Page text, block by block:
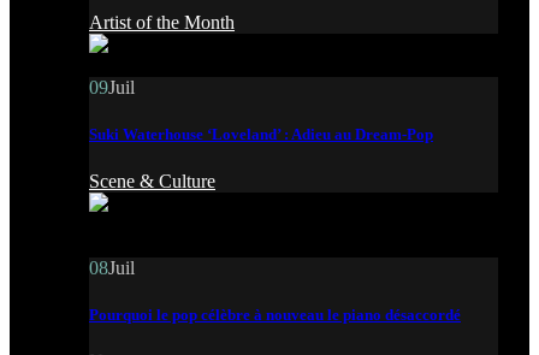
Artist of the Month
09Juil
Suki Waterhouse ‘Loveland’ : Adieu au Dream-Pop
Scene & Culture
08Juil
Pourquoi le pop célèbre à nouveau le piano désaccordé